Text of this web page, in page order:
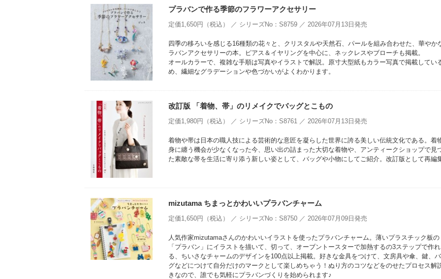
プラバンで作る季節のフラワーアクセサリー
定価1,650円（税込） ／ シリーズNo：S8759 ／ 2026年07月13日発売
四季の移ろいを感じる16種類の花々と、クリスタルや天然石、パールを組み合わせた、華やか
ラバンアクセサリーの本。ピアス＆イヤリングを中心に、ネックレスやブローチも掲載。
オールカラーで、複雑な手順は写真やイラストで解説。原寸大型紙もカラー写真で掲載してい
め、繊細なグラデーションや色づかいがよくわかります。
改訂版 「着物、帯」のリメイクでバッグとこもの
定価1,980円（税込） ／ シリーズNo：S8761 ／ 2026年07月13日発売
着物や帯は日本の職人技による芸術的な意匠を凝らした世界に誇る美しい伝統文化である。着
身に纏う機会が少なくなった今、思い出の詰まった大切な着物や、アンティークショップで見
た素敵な帯を生活に寄り添う新しい姿として、バッグや小物にしてご紹介。改訂版として再編
mizutama ちまっとかわいいプラバンチャーム
定価1,650円（税込） ／ シリーズNo：S8750 ／ 2026年07月09日発売
人気作家mizutamaさんのかわいいイラストを使ったプラバンチャーム。薄いプラスチック板の
「プラバン」にイラストを描いて、切って、オーブントースターで加熱するの3ステップで作れ
る、ちいさなチャームのデザインを100点以上掲載。好きな金具をつけて、文房具や傘、鍵、
グなどにつけて自分だけのマークとして楽しめちゃう！ぬり方のコツなどをのせたプロセス解
きなので、誰でも気軽にプラバンづくりを始められます♪